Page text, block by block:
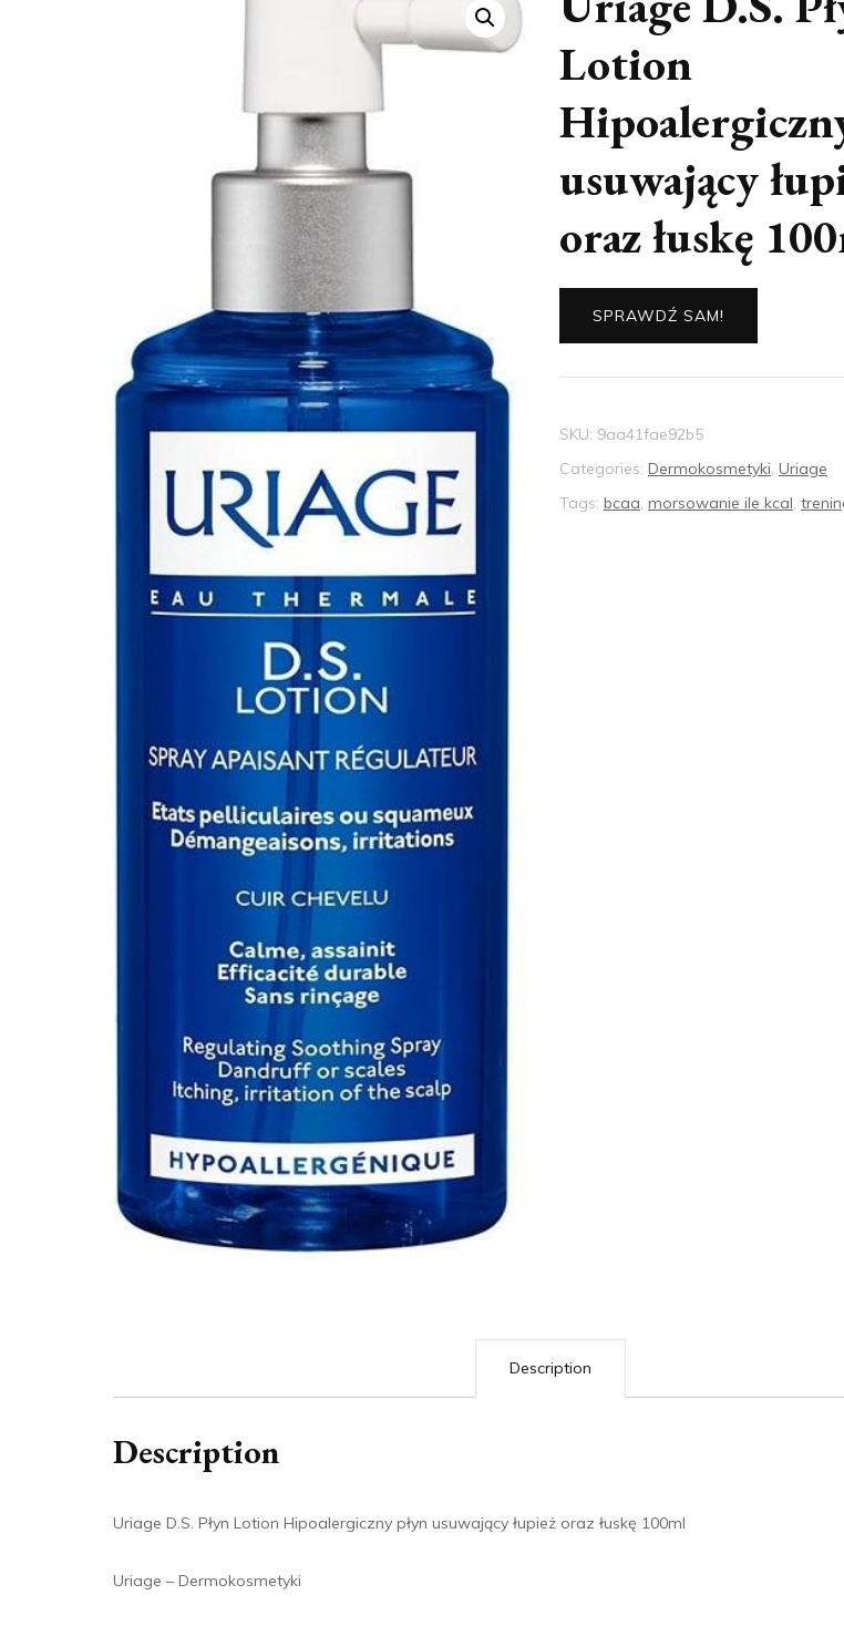
Lotion
usuwający
oraz łuskę
SPRAWDŹ SAM!
SKU: 9aa41fae92b5
Categories: Dermokosmetyki, Uriage
Tags: bcaa, morsowanie ile kcal,
Description
Description
Uriage D.S. Płyn Lotion Hipoalergiczny płyn usuwający łupież oraz łuskę 100ml
Uriage – Dermokosmetyki